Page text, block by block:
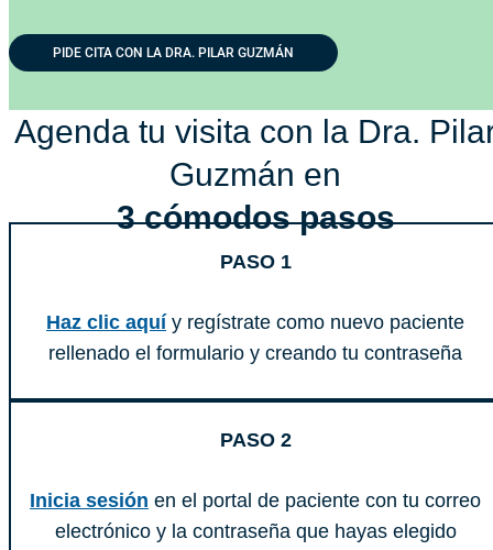
PIDE CITA CON LA DRA. PILAR GUZMÁN
Agenda tu visita con la Dra.
Guzmán en
3 cómodos pasos
PASO 1
Haz clic aquíy regístrate como nuevo paciente
rellenado el formulario y creando tu contraseña
PASO 2
Inicia sesión en el portal de paciente con tu correo
electrónico y la contraseña que hayas elegido